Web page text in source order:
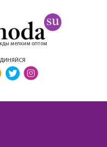
мелким оптом